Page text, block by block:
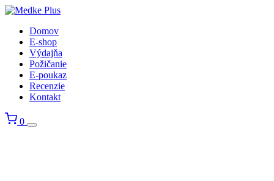
Domov
E-shop
Výdajňa
Požičanie
E-poukaz
Recenzie
Kontakt
0